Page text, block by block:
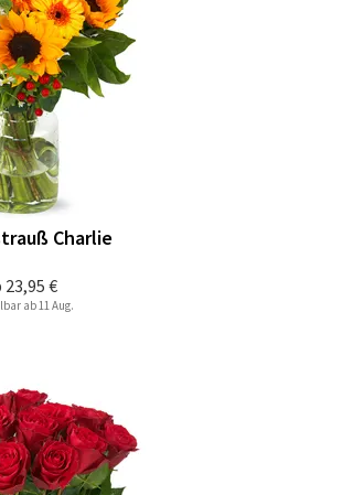
23,95 €
Charlie
ab 11 Aug.